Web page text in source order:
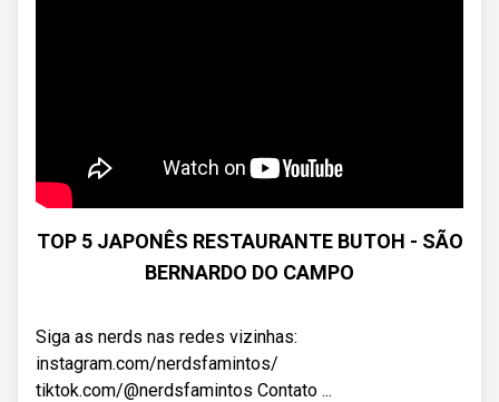
TOP 5 JAPONÊS RESTAURANTE BUTOH - SÃO
BERNARDO DO CAMPO
Siga as nerds nas redes vizinhas:
instagram.com/nerdsfamintos/
tiktok.com/@nerdsfamintos Contato ...